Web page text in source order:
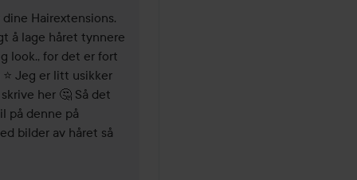
Hairextensions.
å lage håret tynnere
look., for det er fort
Jeg er litt usikker
her 🤔 Så det
på denne på
bilder av håret så